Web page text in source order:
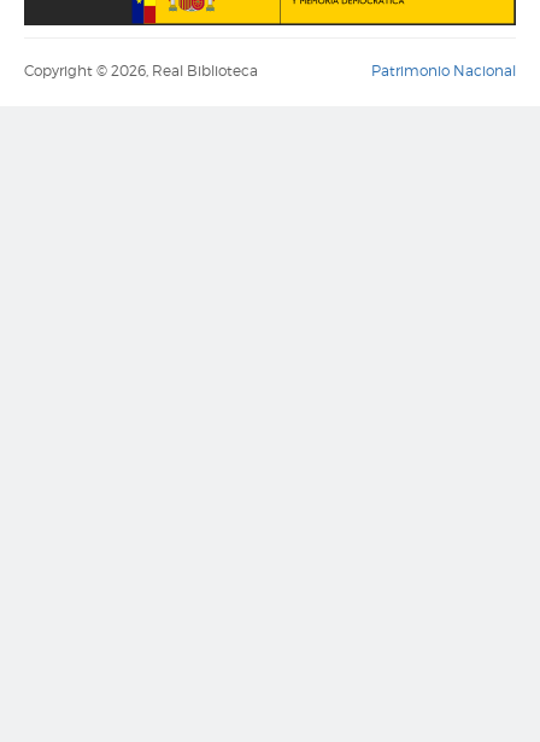
Copyright © 2026, Real Biblioteca Patrimonio Nacional